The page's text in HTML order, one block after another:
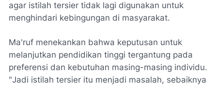
agar istilah tersier tidak lagi digunakan untuk
menghindari kebingungan di masyarakat.
Ma'ruf menekankan bahwa keputusan untuk
melanjutkan pendidikan tinggi tergantung pada
preferensi dan kebutuhan masing-masing individu.
"Jadi istilah tersier itu menjadi masalah, sebaiknya